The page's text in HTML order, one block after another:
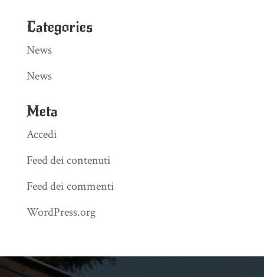
Categories
News
News
Meta
Accedi
Feed dei contenuti
Feed dei commenti
WordPress.org